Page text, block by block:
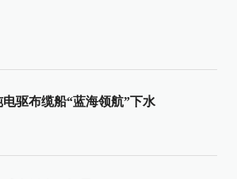
驱布缆船“蓝海领航”下水